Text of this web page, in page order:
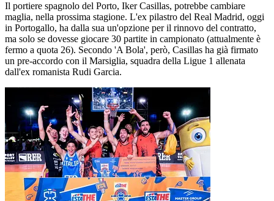
Il portiere spagnolo del Porto, Iker Casillas, potrebbe cambiare
maglia, nella prossima stagione. L'ex pilastro del Real Madrid, oggi
in Portogallo, ha dalla sua un'opzione per il rinnovo del contratto,
ma solo se dovesse giocare 30 partite in campionato (attualmente è
fermo a quota 26). Secondo 'A Bola', però, Casillas ha già firmato
un pre-accordo con il Marsiglia, squadra della Ligue 1 allenata
dall'ex romanista Rudi Garcia.